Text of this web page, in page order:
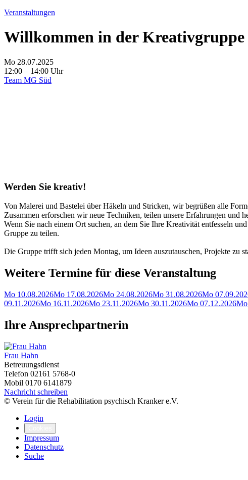
Veranstaltungen
Willkommen in der Kreativgruppe
Mo 28.07.2025
12:00 – 14:00 Uhr
Team MG Süd
Werden Sie kreativ!
Von Malerei und Bastelei über Häkeln und Stricken, wir begrüßen alle
Zusammen erforschen wir neue Techniken, teilen unsere Erfahrungen und
Wenn Sie nach einem Ort suchen, an dem Sie Ihre Kreativität entfesseln
Gruppe zu teilen.
Die Gruppe trifft sich jeden Montag, um Ideen auszutauschen, Projekte zu
Weitere Termine für diese Veranstaltung
Mo 10.08.2026Mo 17.08.2026Mo 24.08.2026Mo 31.08.2026Mo
09.11.2026Mo 16.11.2026Mo 23.11.2026Mo 30.11.2026Mo 07.12.2026
Ihre Ansprechpartnerin
Frau Hahn
Betreuungsdienst
Telefon 02161 5768-0
Mobil 0170 6141879
Nachricht schreiben
© Verein für die Rehabilitation psychisch Kranker e.V.
Login
Impressum
Datenschutz
Suche